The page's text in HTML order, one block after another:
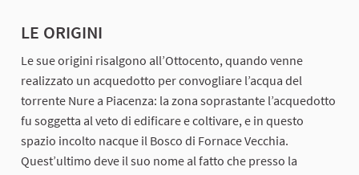
LE ORIGINI
Le sue origini risalgono all’Ottocento, quando venne
realizzato un acquedotto per convogliare l’acqua del
torrente Nure a Piacenza: la zona soprastante l’acquedotto
fu soggetta al veto di edificare e coltivare, e in questo
spazio incolto nacque il Bosco di Fornace Vecchia.
Quest’ultimo deve il suo nome al fatto che presso la